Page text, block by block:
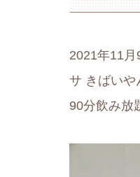
2021年11
サ きばいや
90分飲み放